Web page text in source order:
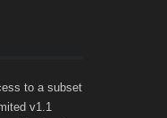
to a subset
v1.1